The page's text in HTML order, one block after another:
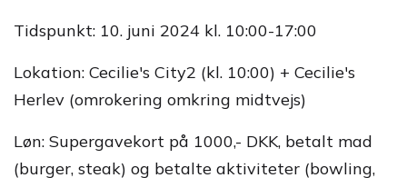
Tidspunkt: 10. juni 2024 kl. 10:00-17:00
Lokation: Cecilie's City2 (kl. 10:00) + Cecilie's
Herlev (omrokering omkring midtvejs)
Løn: Supergavekort på 1000,- DKK, betalt mad
(burger, steak) og betalte aktiviteter (bowling,